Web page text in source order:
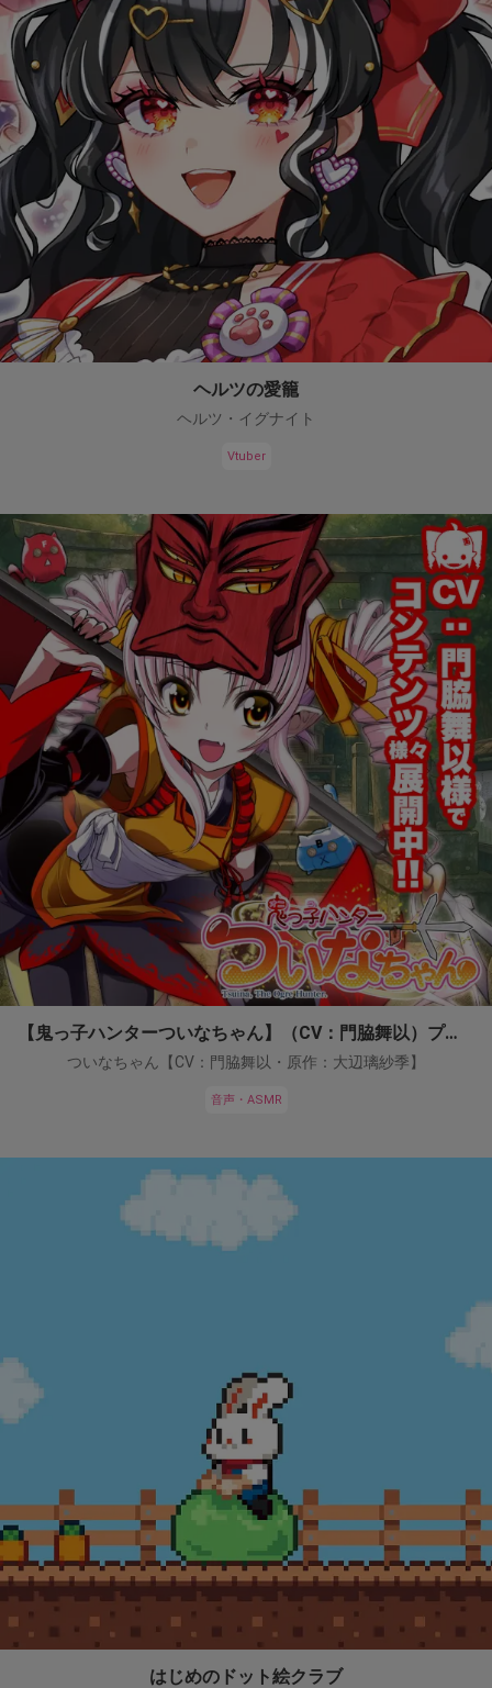
ヘルツの愛籠
ヘルツ・イグナイト
Vtuber
【鬼っ子ハンターついなちゃん】（CV：門脇舞以）プロジェクト！
ついなちゃん【CV：門脇舞以・原作：大辺璃紗季】
音声・ASMR
はじめのドット絵クラブ